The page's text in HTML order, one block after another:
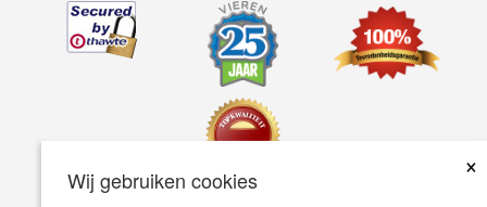
Wij gebruiken cookies
×